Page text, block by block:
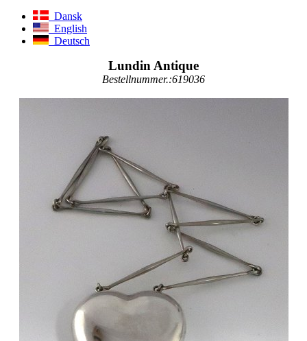
Dansk
English
Deutsch
Lundin Antique
Bestellnummer.:619036